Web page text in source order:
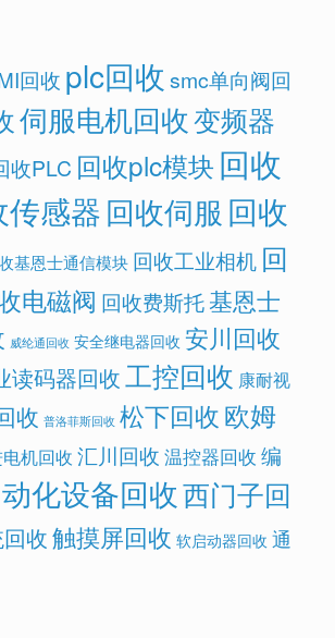
回收 plc回收 smc单向阀回
伺服电机回收变频器
收PLC 回收plc模块 回收
传感器回收伺服 回收
基恩士通信模块 回收工业相机 回
电磁阀 回收费斯托基恩士
威纶通回收 安全继电器回收 安川回收
读码器回收工控回收 康耐视
收 普洛菲斯回收 松下回收欧姆
机回收 汇川回收 温控器回收 编
化设备回收西门子回
收触摸屏回收 软启动器回收 通